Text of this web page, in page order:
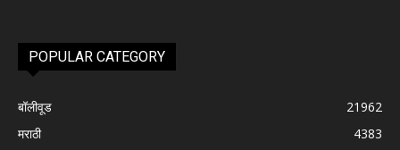
POPULAR CATEGORY
बॉलीवूड
21962
मराठी
4383